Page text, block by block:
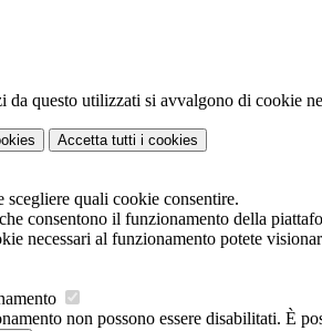
da questo utilizzati si avvalgono di cookie
Accetta tutti i cookies
scegliere quali cookie consentire.
consentono il funzionamento della
necessari al funzionamento potete
non possono essere disabilitati. È